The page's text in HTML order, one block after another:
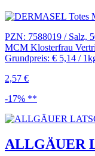
PZN: 7588019 / Salz,
MCM Klosterfrau
Grundpreis: € 5,14 /
2,57 €
-17% **
ALLGÄUER